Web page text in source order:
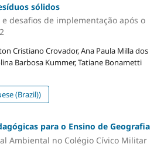
sólidos
desafios de implementação após o
Cristiano Crovador, Ana Paula Milla dos
Barbosa Kummer, Tatiane Bonametti
(Brazil))
para o Ensino de Geografia
Ambiental no Colégio Cívico Militar